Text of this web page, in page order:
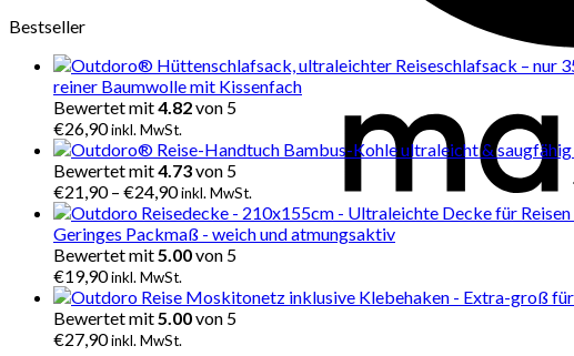
Bestseller
reiner Baumwolle mit Kissenfach
Bewertet mit4.82von 5
€26,90inkl. MwSt.
Bewertet mit4.73von 5
€21,90– €24,90inkl. MwSt.
Geringes Packmaß - weich und atmungsaktiv
Bewertet mit5.00von 5
€19,90inkl. MwSt.
Bewertet mit5.00von 5
€27,90inkl. MwSt.